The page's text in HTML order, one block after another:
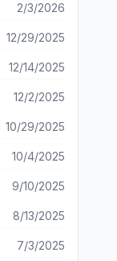
2/3/2026
12/29/2025
12/14/2025
12/2/2025
10/29/2025
10/4/2025
9/10/2025
8/13/2025
7/3/2025